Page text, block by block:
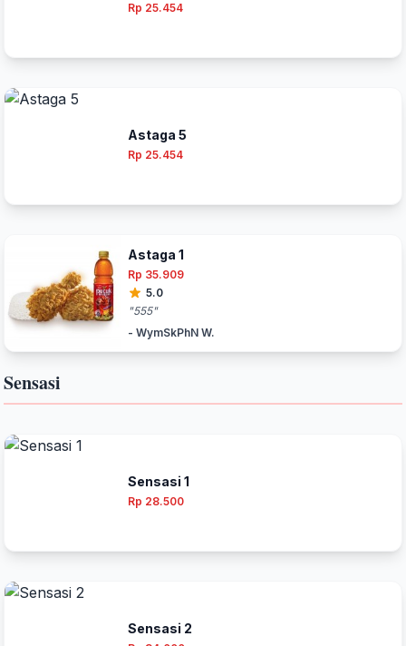
Rp 25.454
Astaga 5
Rp 25.454
Astaga 1
Rp 35.909
5.0
"555"
- WymSkPhN W.
Sensasi
Sensasi 1
Rp 28.500
Sensasi 2